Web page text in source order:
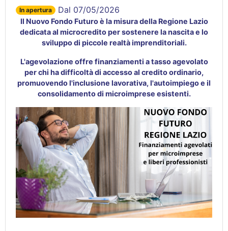
In apertura Dal 07/05/2026
Il Nuovo Fondo Futuro è la misura della Regione Lazio
dedicata al microcredito per sostenere la nascita e lo
sviluppo di piccole realtà imprenditoriali.
L'agevolazione offre finanziamenti a tasso agevolato
per chi ha difficoltà di accesso al credito ordinario,
promuovendo l'inclusione lavorativa, l'autoimpiego e il
consolidamento di microimprese esistenti.